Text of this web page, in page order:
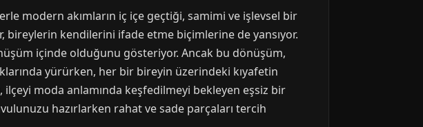
modern akımların iç içe geçtiği, samimi ve işlevsel bir
kendilerini ifade etme biçimlerine de yansıyor.
içinde olduğunu gösteriyor. Ancak bu dönüşüm,
yürürken, her bir bireyin üzerindeki kıyafetin
moda anlamında keşfedilmeyi bekleyen eşsiz bir
hazırlarken rahat ve sade parçaları tercih